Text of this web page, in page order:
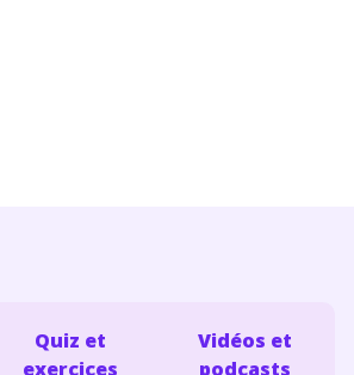
Quiz et
exercices
Vidéos et
podcasts